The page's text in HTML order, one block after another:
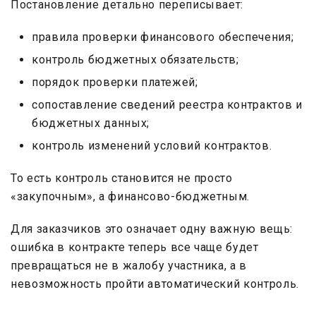
Постановление детально переписывает:
правила проверки финансового обеспечения;
контроль бюджетных обязательств;
порядок проверки платежей;
сопоставление сведений реестра контрактов и
бюджетных данных;
контроль изменений условий контрактов.
То есть контроль становится не просто
«закупочным», а финансово-бюджетным.
Для заказчиков это означает одну важную вещь:
ошибка в контракте теперь все чаще будет
превращаться не в жалобу участника, а в
невозможность пройти автоматический контроль.